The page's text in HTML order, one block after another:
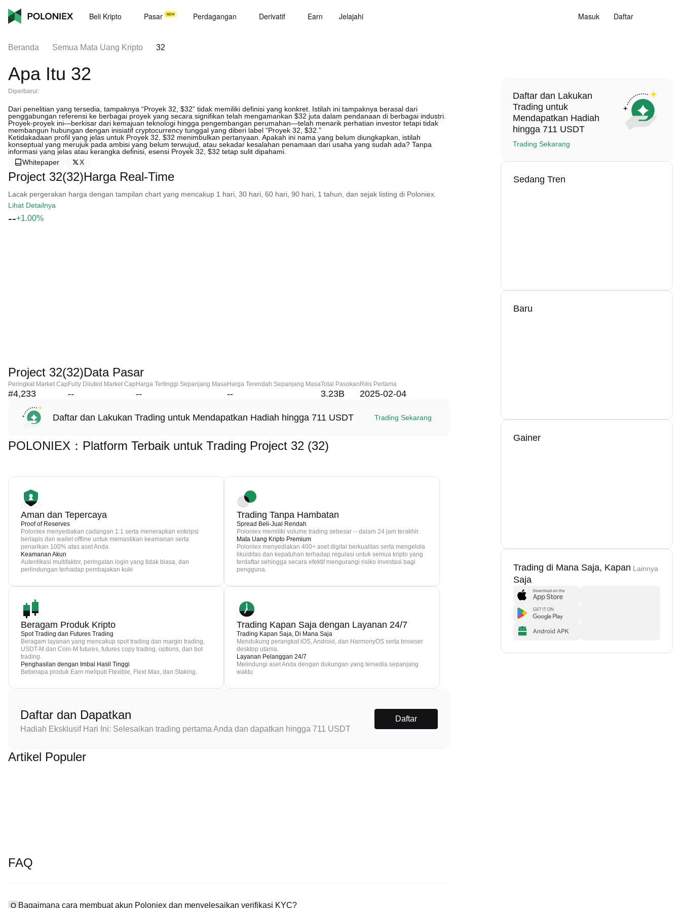
Beli Kripto Pasar Perdagangan Derivatif Earn Jelajahi Masuk Daftar
Beranda Semua Mata Uang Kripto 32
Apa Itu 32
Diperbarui:
Dari penelitian yang tersedia, tampaknya “Proyek 32, $32” tidak memiliki definisi yang konkret. Istilah ini tampaknya berasal dari
penggabungan referensi ke berbagai proyek yang secara signifikan telah mengamankan $32 juta dalam pendanaan di berbagai industri.
Proyek-proyek ini—berkisar dari kemajuan teknologi hingga pengembangan perumahan—telah menarik perhatian investor tetapi tidak
membangun hubungan dengan inisiatif cryptocurrency tunggal yang diberi label “Proyek 32, $32.”
Ketidakadaan profil yang jelas untuk Proyek 32, $32 menimbulkan pertanyaan. Apakah ini nama yang belum diungkapkan, istilah
konseptual yang merujuk pada ambisi yang belum terwujud, atau sekadar kesalahan penamaan dari usaha yang sudah ada? Tanpa
informasi yang jelas atau kerangka definisi, esensi Proyek 32, $32 tetap sulit dipahami.
Whitepaper
X
Project 32(32)Harga Real-Time
Lacak pergerakan harga dengan tampilan chart yang mencakup 1 hari, 30 hari, 60 hari, 90 hari, 1 tahun, dan sejak listing di Poloniex.
Lihat Detailnya
--+1.00%
Project 32(32)Data Pasar
Peringkat Market Cap
#4,233
Fully Diluted Market Cap
--
Harga Tertinggi Sepanjang Masa
--
Harga Terendah Sepanjang Masa
--
Total Pasokan
3.23B
Rilis Pertama
2025-02-04
Daftar dan Lakukan Trading untuk Mendapatkan Hadiah hingga 711 USDT Trading Sekarang
POLONIEX：Platform Terbaik untuk Trading Project 32 (32)
Aman dan Tepercaya
Proof of Reserves
Poloniex menyediakan cadangan 1:1 serta menerapkan enkripsi
berlapis dan wallet offline untuk memastikan keamanan serta
penarikan 100% atas aset Anda.
Keamanan Akun
Autentikasi multifaktor, peringatan login yang tidak biasa, dan
perlindungan terhadap pembajakan kuki
Trading Tanpa Hambatan
Spread Beli-Jual Rendah
Poloniex memiliki volume trading sebesar -- dalam 24 jam terakhir.
Mata Uang Kripto Premium
Poloniex menyediakan 400+ aset digital berkualitas serta mengelola
likuiditas dan kepatuhan terhadap regulasi untuk semua kripto yang
terdaftar sehingga secara efektif mengurangi risiko investasi bagi
pengguna.
Beragam Produk Kripto
Spot Trading dan Futures Trading
Beragam layanan yang mencakup spot trading dan margin trading,
USDT-M dan Coin-M futures, futures copy trading, options, dan bot
trading.
Penghasilan dengan Imbal Hasil Tinggi
Beberapa produk Earn meliputi Flexible, Flexi Max, dan Staking.
Trading Kapan Saja dengan Layanan 24/7
Trading Kapan Saja, Di Mana Saja
Mendukung perangkat iOS, Android, dan HarmonyOS serta browser
desktop utama.
Layanan Pelanggan 24/7
Melindungi aset Anda dengan dukungan yang tersedia sepanjang
waktu
Daftar dan Dapatkan
Hadiah Eksklusif Hari Ini: Selesaikan trading pertama Anda dan dapatkan hingga 711 USDT
Daftar
Artikel Populer
FAQ
Q Bagaimana cara membuat akun Poloniex dan menyelesaikan verifikasi KYC?
Daftar dan Lakukan
Trading untuk
Mendapatkan Hadiah
hingga 711 USDT
Trading Sekarang
Sedang Tren
Baru
Gainer
Trading di Mana Saja, Kapan
Saja
Lainnya